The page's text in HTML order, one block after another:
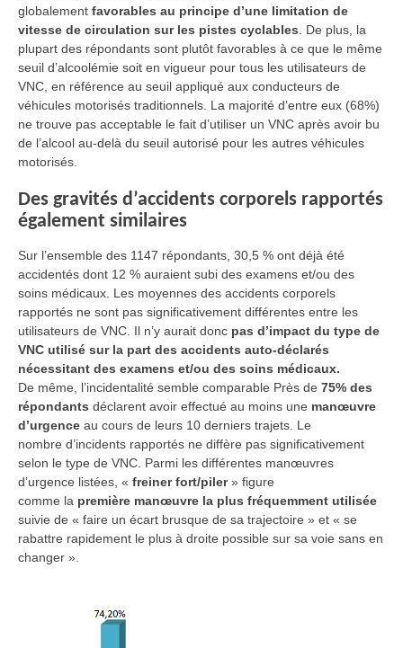
globalement favorables au principe d’une limitation de
vitesse de circulation sur les pistes cyclables . De plus, la
plupart des répondants sont plutôt favorables à ce que le même
seuil d’alcoolémie soit en vigueur pour tous les utilisateurs de
VNC, en référence au seuil appliqué aux conducteurs de
véhicules motorisés traditionnels. La majorité d’entre eux (68%)
ne trouve pas acceptable le fait d’utiliser un VNC après avoir bu
de l’alcool au-delà du seuil autorisé pour les autres véhicules
motorisés.
Des gravités d’accidents corporels rapportés
également similaires
Sur l’ensemble des 1147 répondants, 30,5 % ont déjà été
accidentés dont 12 % auraient subi des examens et/ou des
soins médicaux. Les moyennes des accidents corporels
rapportés ne sont pas significativement différentes entre les
utilisateurs de VNC. Il n’y aurait donc pas d’impact du type de
VNC utilisé sur la part des accidents auto-déclarés
nécessitant des examens et/ou des soins médicaux.
De même, l’incidentalité semble comparable Près de 75% des
répondants déclarent avoir effectué au moins une manœuvre
d’urgence au cours de leurs 10 derniers trajets. Le
nombre d’incidents rapportés ne diffère pas significativement
selon le type de VNC. Parmi les différentes manœuvres
d’urgence listées, « freiner fort/piler» figure
comme la première manœuvre la plus fréquemment utilisée
suivie de « faire un écart brusque de sa trajectoire » et « se
rabattre rapidement le plus à droite possible sur sa voie sans en
changer ».